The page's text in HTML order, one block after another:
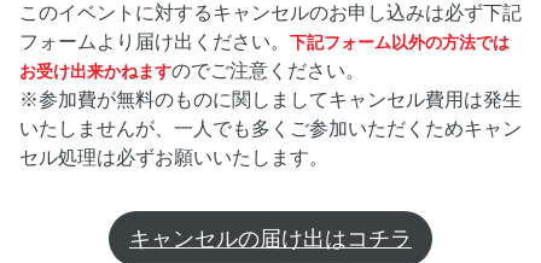
このイベントに対するキャンセルのお申し込みは必ず下記
フォームより届け出ください。 下記フォーム以外の方法では
お受け出来かねますのでご注意ください。
※参加費が無料のものに関しましてキャンセル費用は発生
いたしませんが、一人でも多くご参加いただくためキャン
セル処理は必ずお願いいたします。
キャンセルの届け出はコチラ